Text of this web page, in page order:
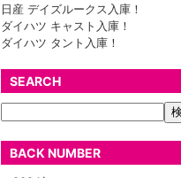
日産 デイズルークス入庫！
ダイハツ キャスト入庫！
ダイハツ タント入庫！
SEARCH
BACK NUMBER